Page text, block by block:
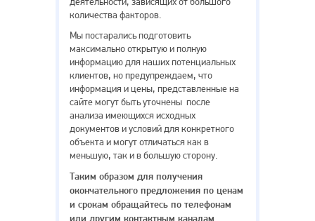
количества факторов.
Мы постарались подготовить
максимально открытую и полную
информацию для наших потенциальных
клиентов, но предупреждаем, что
информация и цены, представленные на
сайте могут быть уточнены после
анализа имеющихся исходных
документов и условий для конкретного
объекта и могут отличаться как в
меньшую, так и в большую сторону.
Таким образом для получения
окончательного предложения по ценам
и срокам обращайтесь по телефонам
или другим контактным каналам.